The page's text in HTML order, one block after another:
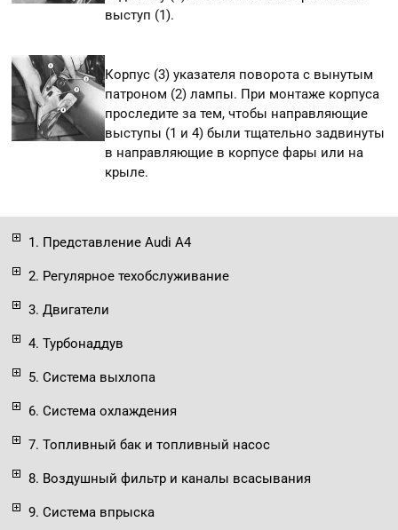
1. Представление Audi A4
2. Регулярное техобслуживание
3. Двигатели
4. Турбонаддув
5. Система выхлопа
6. Система охлаждения
7. Топливный бак и топливный насос
8. Воздушный фильтр и каналы всасывания
9. Система впрыска
выступ (1).
Корпус (3) указателя поворота с вынутым
патроном (2) лампы. При монтаже корпуса
проследите за тем, чтобы направляющие
выступы (1 и 4) были тщательно задвинуты
в направляющие в корпусе фары или на
крыле.